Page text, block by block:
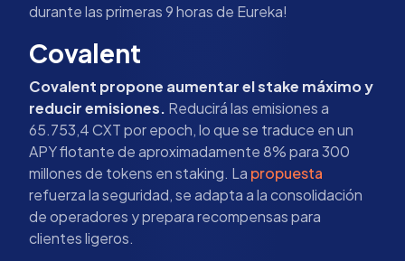
durante las primeras 9 horas de Eureka!
Covalent
Covalent propone aumentar el stake máximo y
reducir emisiones. Reducirá las emisiones a
65.753,4 CXT por epoch, lo que se traduce en un
APY flotante de aproximadamente 8% para 300
millones de tokens en staking. La propuesta
refuerza la seguridad, se adapta a la consolidación
de operadores y prepara recompensas para
clientes ligeros.